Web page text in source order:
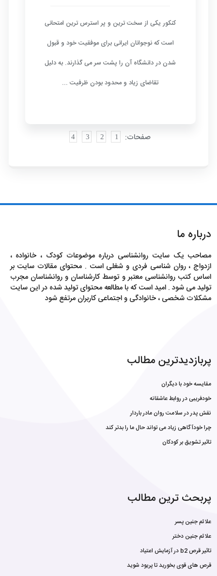
کنکور یکی از سخت ترین و پر استرس ترین امتحانی
است که نوجوانان ایرانی برای موفقیت خود و قبول
شدن در دانشگاه آن را پشت سر می گذارند. به دلیل
تقاضای زیاد و محدود بودن ظرفیت ...
صفحات: 1
2
3
4
درباره ما
مصاحب یک سایت روانشناسی درباره موضوعات کودک ، خانواده ،
ازدواج ، روان شناسی فردی و شغلی است . محتوای مقالات سایت بر
اساس کتب روانشناسی معتبر و توسط کارشناسان و روانشناسان مجرب
تولید می شود . امید است که با مطالعه محتوای تولید شده در این سایت
مشکلات شخصی ، خانوادگی و اجتماعی کاربران مرتفع شود
پربازدیدترین مطالب
مقایسه خود با دیگران
خودفریبی در روابط عاشقانه
نقش پدر در سلامت روان مادر باردار
چرا خودآگاهی زیاد می تواند حال ما را بدتر کند
تاثیر تشویق بر کودکان
پربحث ترین مطالب
علائم جنین پسر
علائم جنین دختر
تاثیر قرص b2 در آزمایش اعتیاد
قرص های قوی بخورید تا پریود شوید